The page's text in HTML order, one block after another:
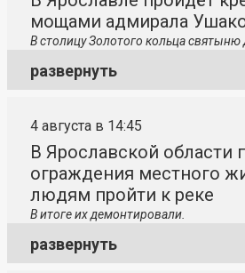
мощами адмирала
В столицуЗолотого кольца святыню
развернуть
4 августа в 14:45
В Ярославской области
ограждения местного
людям пройти к реке
В итоге их демонтировали.
развернуть